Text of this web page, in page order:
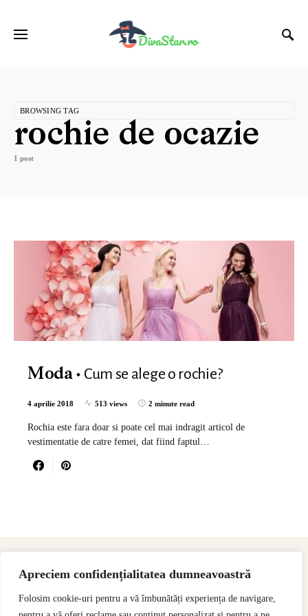
Apreciem confidențialitatea dumneavoastră
Folosim cookie-uri pentru a vă îmbunătăți experiența de navigare,
BROWSING TAG
rochie de ocazie
1 post
Moda Cum se alege o rochie?
4 aprilie 2018 513 views 2 minute read
Rochia este fara doar si poate cel mai indragit articol de
vestimentatie de catre femei, dat fiind faptul…